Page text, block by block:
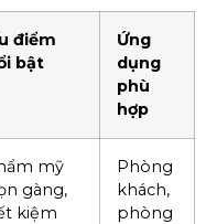
điểm
bật
Ứng
dụng
phù
hợp
mỹ
gàng,
kiệm
Phòng
khách,
phòng